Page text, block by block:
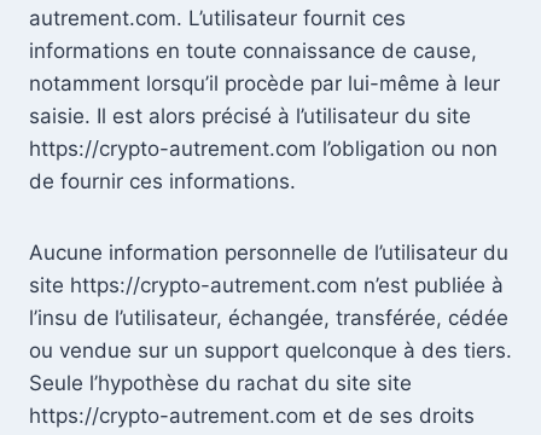
autrement.com. L’utilisateur fournit ces
informations en toute connaissance de cause,
notamment lorsqu’il procède par lui-même à leur
saisie. Il est alors précisé à l’utilisateur du site
https://crypto-autrement.com l’obligation ou non
de fournir ces informations.
Aucune information personnelle de l’utilisateur du
site https://crypto-autrement.com n’est publiée à
l’insu de l’utilisateur, échangée, transférée, cédée
ou vendue sur un support quelconque à des tiers.
Seule l’hypothèse du rachat du site site
https://crypto-autrement.com et de ses droits